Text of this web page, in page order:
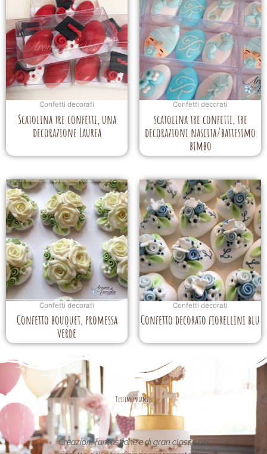
Confetti decorati
Scatolina tre confetti, una
decorazione Laurea
Confetti decorati
scatolina tre confetti, tre
decorazioni nascita/battesimo
bimbo
Confetti decorati
Confetto bouquet, promessa
verde
Confetti decorati
Confetto decorato fiorellini blu
Testimonianze
nel
Le creazioni sono fantastiche e